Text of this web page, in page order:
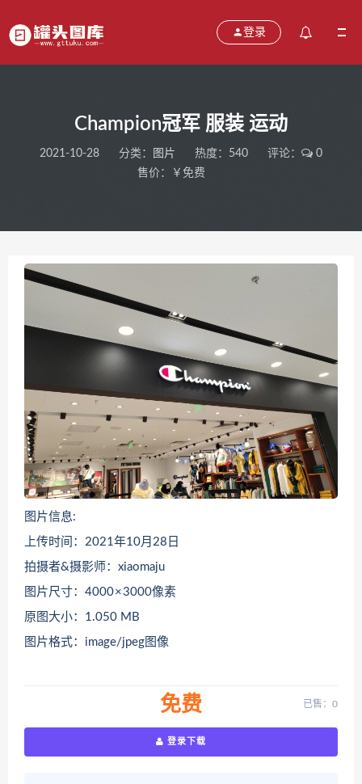
登录
Champion冠军 服装 运动
2021-10-28 分类： 图片 热度：540 评论：
0
售价：￥免费
图片信息:
上传时间：2021年10月28日
拍摄者&摄影师：xiaomaju
图片尺寸：4000 × 3000像素
原图大小：1.050 MB
图片格式：image/jpeg图像
免费 已售：0
登录下载